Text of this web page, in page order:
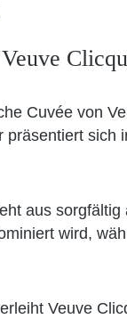
Cuvée von
präsentiert
aus
wird,
Veuve